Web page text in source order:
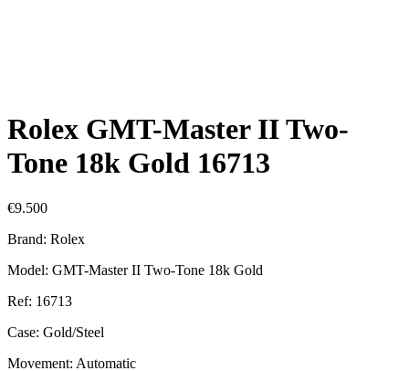
Rolex GMT-Master II Two-
Tone 18k Gold 16713
€9.500
Brand: Rolex
Model: GMT-Master II Two-Tone 18k Gold
Ref: 16713
Case: Gold/Steel
Movement: Automatic